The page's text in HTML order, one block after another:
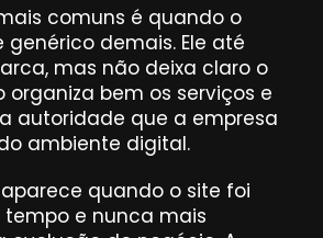
comuns é quando o
demais. Ele até
mas não deixa claro o
organiza bem os serviços e
autoridade que a empresa
ambiente digital.
quando o site foi
e nunca mais